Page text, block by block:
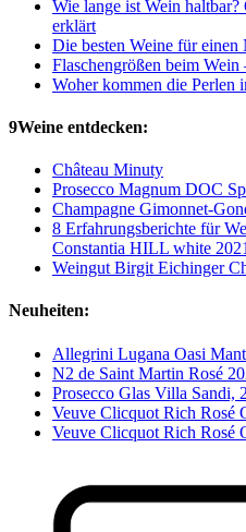
Wie lange ist Wein
erklärt
Die besten Weine für
Flaschengrößen beim
Woher kommen die Perlen
9Weine entdecken:
Château Minuty
Prosecco Magnum DOC
Champagne Gimonnet-
8 Erfahrungsberichte für
Constantia HILL white 2021
Weingut Birgit Eichinger
Neuheiten:
Allegrini Lugana Oasi
N2 de Saint Martin Rosé
Prosecco Glas Villa Sandi,
Veuve Clicquot Rich Rosé
Veuve Clicquot Rich Rosé